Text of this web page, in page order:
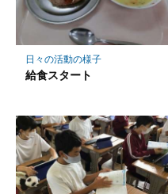
日々の活動の様子
給食スタート